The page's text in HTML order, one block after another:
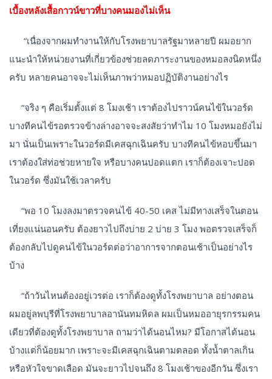
เบื้องหลังเสื้อกาวน์ขาวที่บางคนมองไม่เห็น
“เนื่องจากผมทำงานให้กับโรงพยาบาลรัฐมาหลายปี ผมอยาก
แนะนำให้หน่วยงานที่เกี่ยวข้องช่วยลดภาระงานของหมอลงนิดหนึ่ง
ครับ หลายคนอาจจะไม่เห็นภาพว่าหมอปฏิบัติงานอย่างไร
“จริง ๆ คือเริ่มตั้งแต่ 8 โมงเช้า เราต้องไปราวน์คนไข้ในวอร์ด
บางทีคนไข้รอตรวจข้างล่างอาจจะสงสัยว่าทำไม 10 โมงหมอยังไม่
มา นั่นเป็นเพราะในวอร์ดมีเคสฉุกเฉินครับ บางทีคนไข้หอบขึ้นมา
เราต้องใส่ท่อช่วยหายใจ หรือบางคนปอดแตก เราก็ต้องเจาะปอด
ในวอร์ด ซึ่งมันใช้เวลาครับ
“พอ 10 โมงลงมาตรวจคนไข้ 40-50 เคส ไม่มีทางเสร็จในตอน
เที่ยงแน่นอนครับ ต้องยาวไปถึงบ่าย 2 บ่าย 3 โมง พอตรวจเสร็จก็
ต้องกลับไปดูคนไข้ในวอร์ดต่อว่าอาการจากตอนเช้าเป็นอย่างไร
บ้าง
“ถ้าวันไหนต้องอยู่เวรต่อ เราก็ต้องดูทั้งโรงพยาบาล อย่างตอน
ผมอยู่ลพบุรีที่โรงพยาบาลอานันทมหิดล ผมเป็นหมออายุรกรรมคน
เดียวที่ต้องดูทั้งโรงพยาบาล ถามว่าได้นอนไหม? มีโอกาสได้นอน
บ้างแต่ก็น้อยมาก เพราะจะมีเคสฉุกเฉินตามตลอด ทั้งน้ำตาลเกิน
หรือหัวใจขาดเลือด มันจะยาวไปจนถึง 8 โมงเช้าของอีกวัน ซึ่งเรา